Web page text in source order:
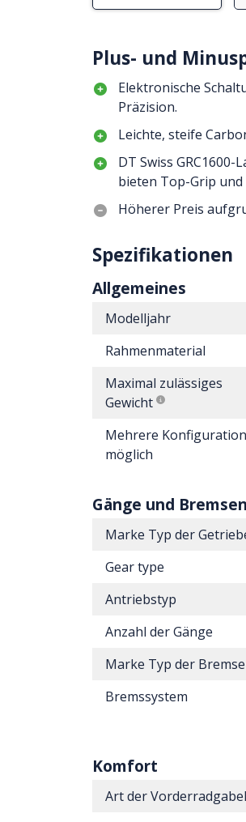
Plus- und
Elektronische
Präzision.
Leichte, steife
DT Swiss
bieten Top-Grip und
Höherer Preis
Spezifikationen
Allgemeines
Modelljahr
Rahmenmaterial
Maximal zulässiges
Gewicht
Mehrere
möglich
Gänge und Bremsen
Marke Typ der
Gear type
Antriebstyp
Anzahl der Gänge
Marke Typ der
Bremssystem
Komfort
Art der Vorderradgabel